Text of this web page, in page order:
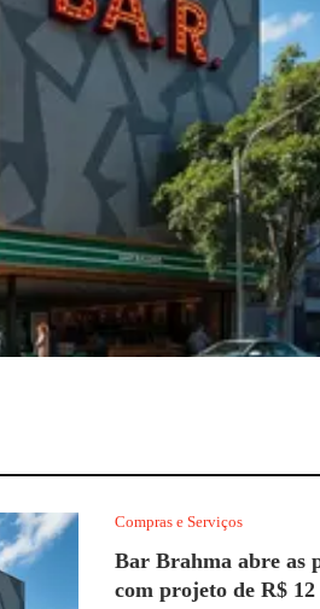
região da Paulista com
Compras e Serviços
Bar Brahma abre as
com projeto de R$ 12